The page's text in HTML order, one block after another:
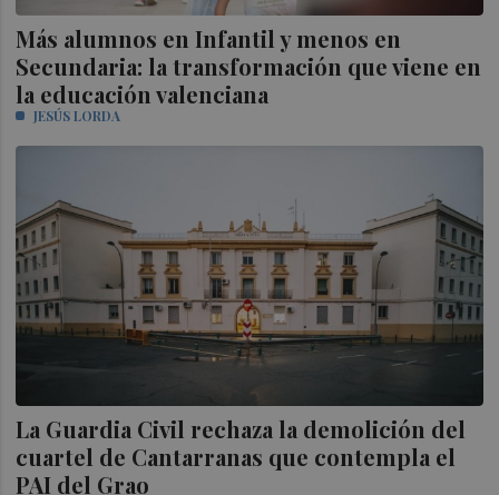
Más alumnos en Infantil y menos en
Secundaria: la transformación que viene en
la educación valenciana
JESÚS LORDA
La Guardia Civil rechaza la demolición del
cuartel de Cantarranas que contempla el
PAI del Grao